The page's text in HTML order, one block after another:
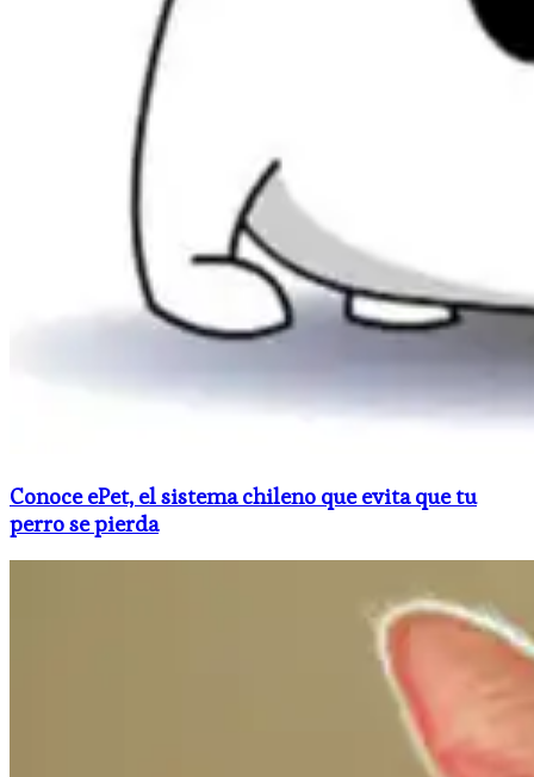
Conoce ePet, el sistema chileno que evita que tu
perro se pierda